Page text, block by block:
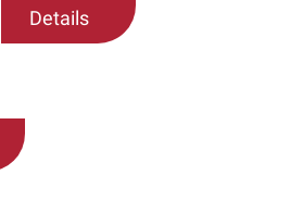
Details